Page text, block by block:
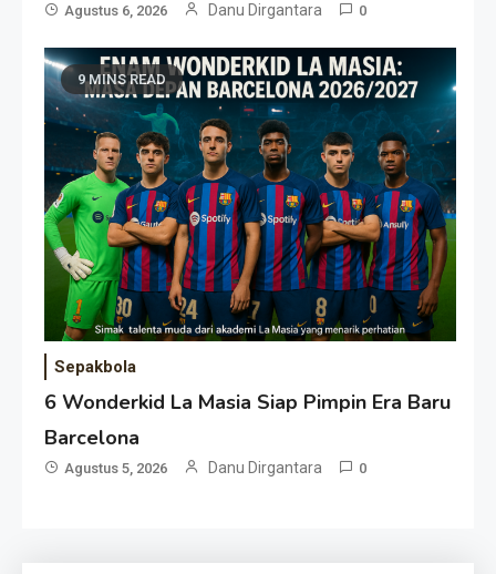
Agustus 6, 2026 Danu Dirgantara 0
9 MINS READ
Sepakbola
6 Wonderkid La Masia Siap Pimpin Era Baru
Barcelona
Agustus 5, 2026 Danu Dirgantara 0